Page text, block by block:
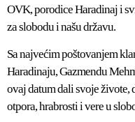
OVK, porodice Haradinaj i
za slobodu i našu državu.
Sa najvećim poštovanjem
Haradinaju, Gazmendu
ovaj datum dali svoje živote,
otpora, hrabrosti i vere u